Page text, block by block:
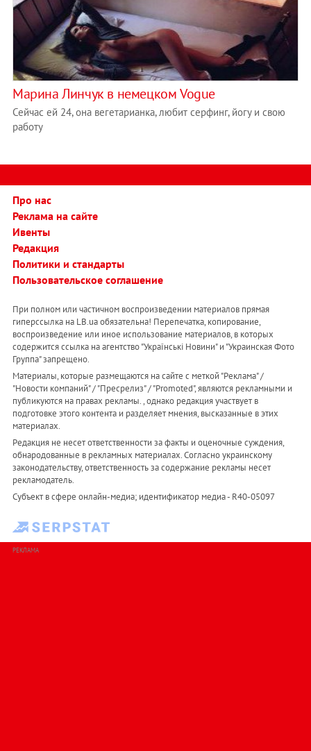
Марина Линчук в немецком Vogue
Сейчас ей 24, она вегетарианка, любит серфинг, йогу и свою
работу
Про нас
Реклама на сайте
Ивенты
Редакция
Политики и стандарты
Пользовательское соглашение
При полном или частичном воспроизведении материалов прямая
гиперссылка на LB.ua обязательна! Перепечатка, копирование,
воспроизведение или иное использование материалов, в которых
содержится ссылка на агентство "Українськi Новини" и "Украинская Фото
Группа" запрещено.
Материалы, которые размещаются на сайте с меткой "Реклама" /
"Новости компаний" / "Пресрелиз" / "Promoted", являются рекламными и
публикуются на правах рекламы. , однако редакция участвует в
подготовке этого контента и разделяет мнения, высказанные в этих
материалах.
Редакция не несет ответственности за факты и оценочные суждения,
обнародованные в рекламных материалах. Согласно украинскому
законодательству, ответственность за содержание рекламы несет
рекламодатель.
Субъект в сфере онлайн-медиа; идентификатор медиа - R40-05097
РЕКЛАМА